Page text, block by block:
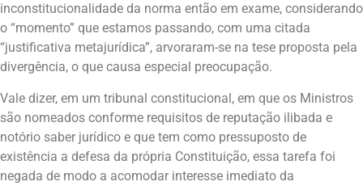
inconstitucionalidade da norma então em exame, considerando
o “momento” que estamos passando, com uma citada
“justificativa metajurídica”, arvoraram-se na tese proposta pela
divergência, o que causa especial preocupação.
Vale dizer, em um tribunal constitucional, em que os Ministros
são nomeados conforme requisitos de reputação ilibada e
notório saber jurídico e que tem como pressuposto de
existência a defesa da própria Constituição, essa tarefa foi
negada de modo a acomodar interesse imediato da